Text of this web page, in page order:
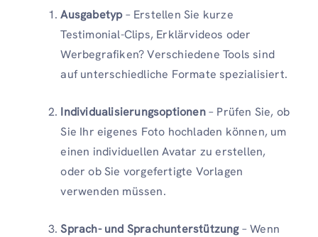
Ausgabetyp– Erstellen Sie kurze
Testimonial-Clips, Erklärvideos oder
Werbegrafiken? Verschiedene Tools sind
auf unterschiedliche Formate spezialisiert.
Individualisierungsoptionen– Prüfen Sie, ob
Sie Ihr eigenes Foto hochladen können, um
einen individuellen Avatar zu erstellen,
oder ob Sie vorgefertigte Vorlagen
verwenden müssen.
Sprach- und Sprachunterstützung– Wenn